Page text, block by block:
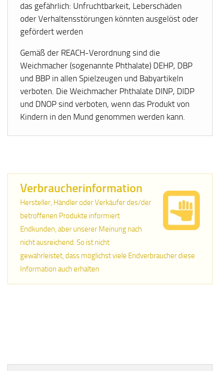
das gefährlich: Unfruchtbarkeit, Leberschäden
oder Verhaltensstörungen könnten ausgelöst oder
gefördert werden
Gemäß der REACH-Verordnung sind die
Weichmacher (sogenannte Phthalate) DEHP, DBP
und BBP in allen Spielzeugen und Babyartikeln
verboten. Die Weichmacher Phthalate DINP, DIDP
und DNOP sind verboten, wenn das Produkt von
Kindern in den Mund genommen werden kann.
Verbraucherinformation
Hersteller, Händler oder Verkäufer des/der
betroffenen Produkte informiert
Endkunden, aber unserer Meinung nach
nicht ausreichend. So ist nicht
gewährleistet, dass möglichst viele Endverbraucher diese
Information auch erhalten